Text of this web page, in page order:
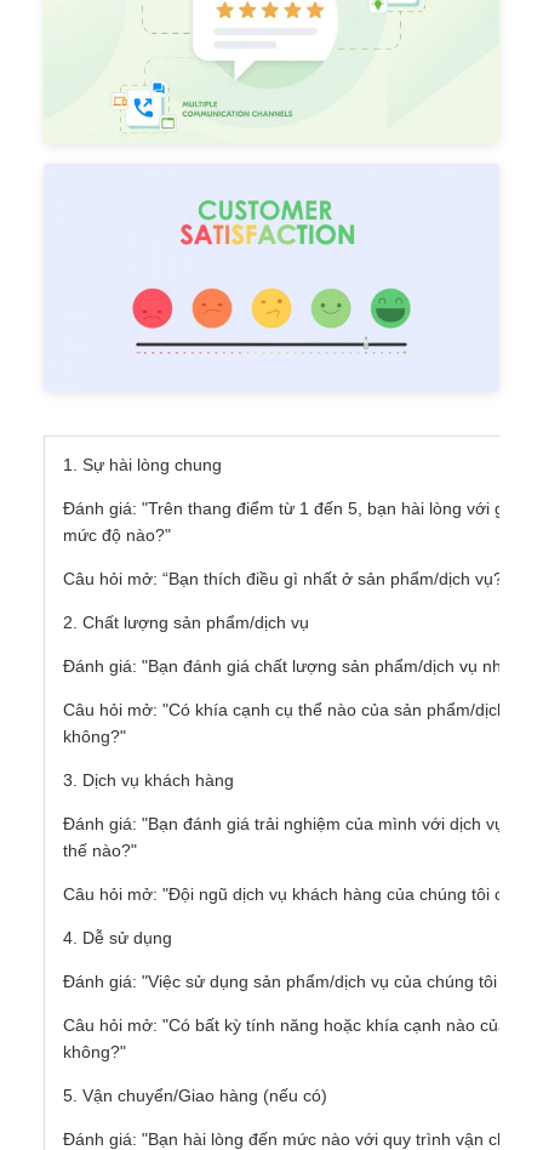
1. Sự hài lòng chung
Đánh giá: "Trên thang điểm từ 1 đến 5, bạn hài lòng với giao
mức độ nào?"
Câu hỏi mở: “Bạn thích điều gì nhất ở sản phẩm/dịch vụ?”
2. Chất lượng sản phẩm/dịch vụ
Đánh giá: "Bạn đánh giá chất lượng sản phẩm/dịch vụ như
Câu hỏi mở: "Có khía cạnh cụ thể nào của sản phẩm/dịch vụ
không?"
3. Dịch vụ khách hàng
Đánh giá: "Bạn đánh giá trải nghiệm của mình với dịch vụ
thế nào?"
Câu hỏi mở: "Đội ngũ dịch vụ khách hàng của chúng tôi có
4. Dễ sử dụng
Đánh giá: "Việc sử dụng sản phẩm/dịch vụ của chúng tôi dễ
Câu hỏi mở: "Có bất kỳ tính năng hoặc khía cạnh nào của
không?"
5. Vận chuyển/Giao hàng (nếu có)
Đánh giá: "Bạn hài lòng đến mức nào với quy trình vận